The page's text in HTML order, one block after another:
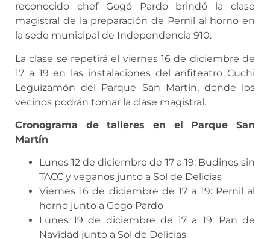
reconocido chef Gogó Pardo brindó la clase
magistral de la preparación de Pernil al horno en
la sede municipal de Independencia 910.
La clase se repetirá el viernes 16 de diciembre de
17 a 19 en las instalaciones del anfiteatro Cuchi
Leguizamón del Parque San Martín, donde los
vecinos podrán tomar la clase magistral.
Cronograma de talleres en el Parque San
Martín
Lunes 12 de diciembre de 17 a 19: Budines sin
TACC y veganos junto a Sol de Delicias
Viernes 16 de diciembre de 17 a 19: Pernil al
horno junto a Gogo Pardo
Lunes 19 de diciembre de 17 a 19: Pan de
Navidad junto a Sol de Delicias